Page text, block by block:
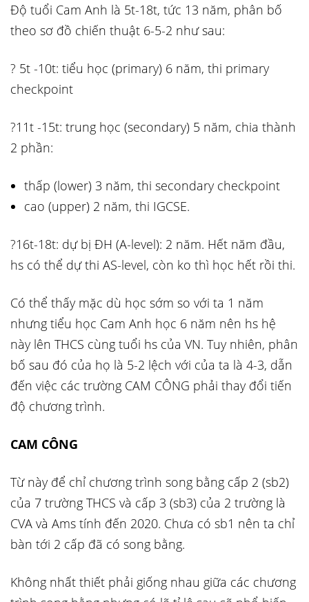
Độ tuổi Cam Anh là 5t-18t, tức 13 năm, phân bố
theo sơ đồ chiến thuật 6-5-2 như sau:
? 5t -10t: tiểu học (primary) 6 năm, thi primary
checkpoint
?11t -15t: trung học (secondary) 5 năm, chia thành
2 phần:
thấp (lower) 3 năm, thi secondary checkpoint
cao (upper) 2 năm, thi IGCSE.
?16t-18t: dự bị ĐH (A-level): 2 năm. Hết năm đầu,
hs có thể dự thi AS-level, còn ko thì học hết rồi thi.
Có thể thấy mặc dù học sớm so với ta 1 năm
nhưng tiểu học Cam Anh học 6 năm nên hs hệ
này lên THCS cùng tuổi hs của VN. Tuy nhiên, phân
bố sau đó của họ là 5-2 lệch với của ta là 4-3, dẫn
đến việc các trường CAM CÔNG phải thay đổi tiến
độ chương trình.
CAM CÔNG
Từ này để chỉ chương trình song bằng cấp 2 (sb2)
của 7 trường THCS và cấp 3 (sb3) của 2 trường là
CVA và Ams tính đến 2020. Chưa có sb1 nên ta chỉ
bàn tới 2 cấp đã có song bằng.
Không nhất thiết phải giống nhau giữa các chương